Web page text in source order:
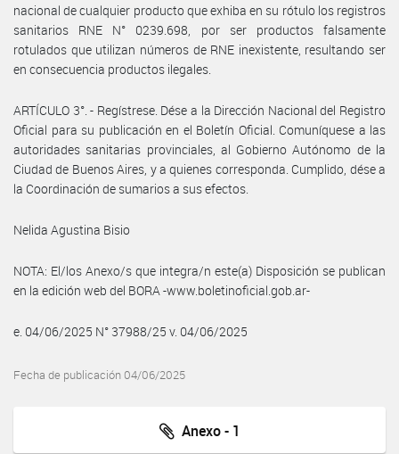
nacional de cualquier producto que exhiba en su rótulo los registros
sanitarios RNE N° 0239.698, por ser productos falsamente
rotulados que utilizan números de RNE inexistente, resultando ser
en consecuencia productos ilegales.
ARTÍCULO 3°. - Regístrese. Dése a la Dirección Nacional del Registro
Oficial para su publicación en el Boletín Oficial. Comuníquese a las
autoridades sanitarias provinciales, al Gobierno Autónomo de la
Ciudad de Buenos Aires, y a quienes corresponda. Cumplido, dése a
la Coordinación de sumarios a sus efectos.
Nelida Agustina Bisio
NOTA: El/los Anexo/s que integra/n este(a) Disposición se publican
en la edición web del BORA -www.boletinoficial.gob.ar-
e. 04/06/2025 N° 37988/25 v. 04/06/2025
Fecha de publicación 04/06/2025
Anexo - 1